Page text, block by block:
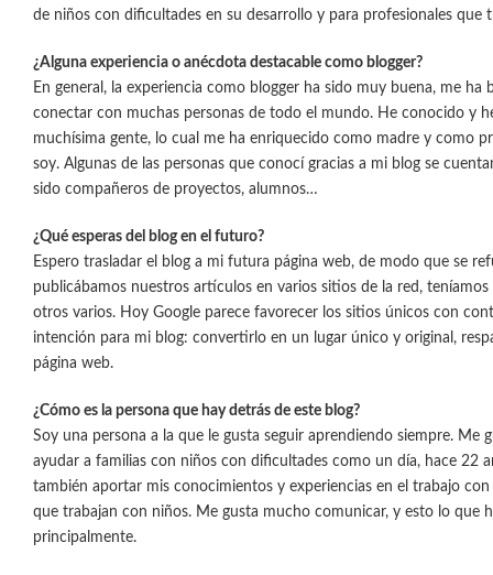
de niños con dificultades en su desarrollo y para profesionales que
¿Alguna experiencia o anécdota destacable como blogger?
En general, la experiencia como blogger ha sido muy buena, me
conectar con muchas personas de todo el mundo. He conocido y
muchísima gente, lo cual me ha enriquecido como madre y como
soy. Algunas de las personas que conocí gracias a mi blog se
sido compañeros de proyectos, alumnos…
¿Qué esperas del blog en el futuro?
Espero trasladar el blog a mi futura página web, de modo que se
publicábamos nuestros artículos en varios sitios de la red,
otros varios. Hoy Google parece favorecer los sitios únicos con
intención para mi blog: convertirlo en un lugar único y original,
página web.
¿Cómo es la persona que hay detrás de este blog?
Soy una persona a la que le gusta seguir aprendiendo siempre. Me
ayudar a familias con niños con dificultades como un día, hace 22
también aportar mis conocimientos y experiencias en el trabajo
que trabajan con niños. Me gusta mucho comunicar, y esto lo que
principalmente.